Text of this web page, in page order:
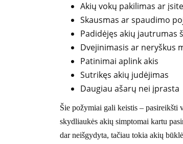
Akių vokų pakilimas ar
Skausmas ar spaudimo
Padidėjęs akių jautrumas
Dvejinimasis ar neryškus
Patinimai aplink akis
Sutrikęs akių judėjimas
Daugiau ašarų nei įprasta
Šie požymiai gali keistis – pasireikšti
skydliaukės akių simptomai kartu
dar neišgydyta, tačiau tokia akių